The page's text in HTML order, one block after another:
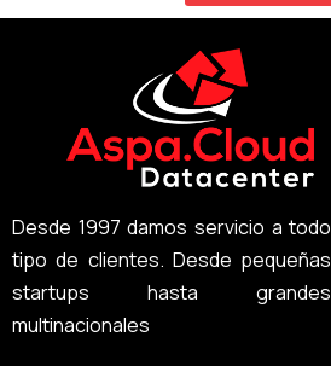
Desde 1997 damos servicio a todo
tipo de clientes. Desde pequeñas
startups hasta grandes
multinacionales